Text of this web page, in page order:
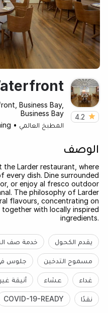
4.2
Business Bay,
Business Bay
المطبخ العالمي •
الوصف
the Larder restaurant, where
every dish. Dine surrounded
or enjoy al fresco outdoor
The philosophy of Larder
flavours, concentrating on
with locally inspired
ingredients.
يقدم الكحول خدمة صف
مسموح التدخين جلوس
غداء عشاء أنيقة
نقدًا COVID-19-READY